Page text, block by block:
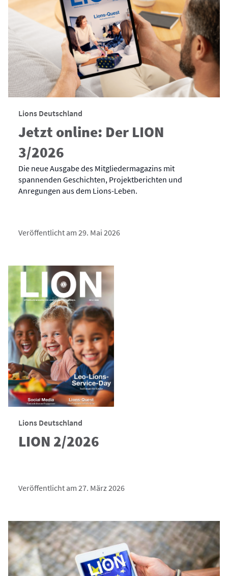
Lions Deutschland
Jetzt online: Der LION
3/2026
Die neue Ausgabe des Mitgliedermagazins mit
spannenden Geschichten, Projektberichten und
Anregungen aus dem Lions-Leben.
Veröffentlicht am 29. Mai 2026
Lions Deutschland
LION 2/2026
Veröffentlicht am 27. März 2026